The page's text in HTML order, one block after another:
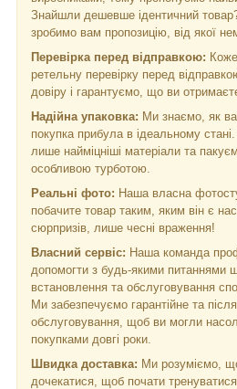
Знайшли дешевше ідентичний
зробимо вам пропозицію, від якої
Перевірка перед відправкою:
ретельну перевірку перед
довіру і гарантуємо, що ви
Надійна упаковка: Ми знаємо, як
покупка прибула в ідеальному
лише найміцніші матеріали та
особливою турботою.
Реальні фото: Наша власна
побачите товар таким, яким він є
сюрпризів, лише чесні враження!
Власний сервіс: Наша команда
допомогти з будь-якими питаннями
встановлення та обслуговування
Ми забезпечуємо гарантійне та
обслуговування, щоб ви могли
покупками довгі роки.
Швидка доставка: Ми розуміємо,
дочекатися, щоб почати